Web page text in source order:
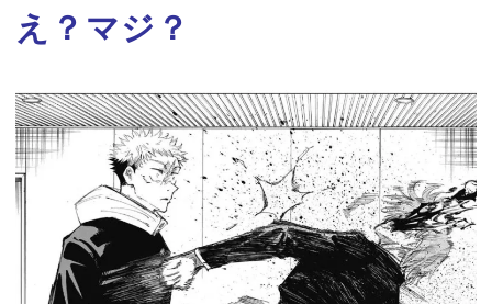
え？マジ？